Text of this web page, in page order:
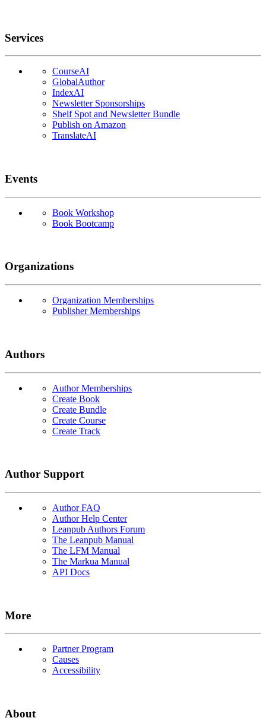
Services
CourseAI
GlobalAuthor
IndexAI
Newsletter Sponsorships
Shelf Spot and Newsletter Bundle
Publish on Amazon
TranslateAI
Events
Book Workshop
Book Bootcamp
Organizations
Organization Memberships
Publisher Memberships
Authors
Author Memberships
Create Book
Create Bundle
Create Course
Create Track
Author Support
Author FAQ
Author Help Center
Leanpub Authors Forum
The Leanpub Manual
The LFM Manual
The Markua Manual
API Docs
More
Partner Program
Causes
Accessibility
About